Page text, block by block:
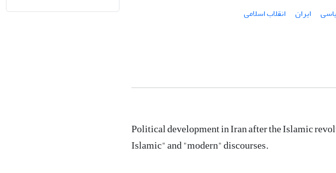
ایران
انقلاب اسلامی
Political development in Iran after the Islamic
Islamic" and "modern" discourses.